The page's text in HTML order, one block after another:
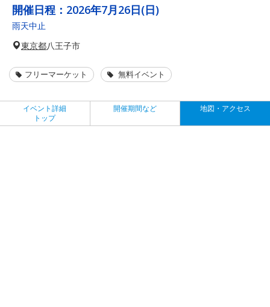
開催日程： 2026年7月26日(日)
雨天中止
東京都八王子市
フリーマーケット 無料イベント
イベント詳細
トップ
開催期間など 地図・アクセス